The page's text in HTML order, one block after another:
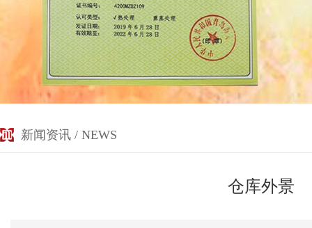
新闻资讯 / NEWS
仓库外景